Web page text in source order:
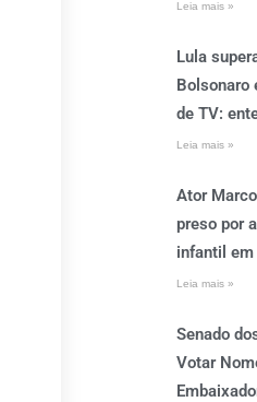
Leia mais »
Lula
Bolsonaro
de TV:
Leia mais »
Ator
preso por
infantil
Leia mais »
Senado
Votar